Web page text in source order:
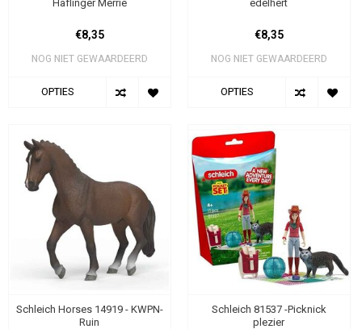
Haflinger Merrie
€8,35
NOG NIET GEWAARDEERD
OPTIES
edelhert
€8,35
NOG NIET GEWAARDEERD
OPTIES
Schleich Horses 14919 - KWPN-
Ruin
Schleich 81537 -Picknick
plezier